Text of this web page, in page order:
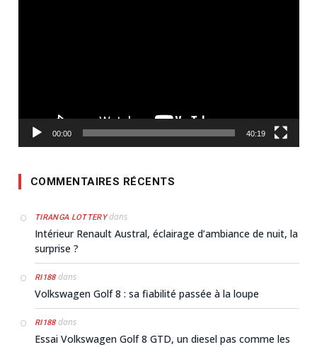
00:00 40:19
COMMENTAIRES RÉCENTS
TIRANGA LOTTERYdans
Intérieur Renault Austral, éclairage d’ambiance de nuit, la
surprise ?
RI188dans
Volkswagen Golf 8 : sa fiabilité passée à la loupe
RI188dans
Essai Volkswagen Golf 8 GTD, un diesel pas comme les